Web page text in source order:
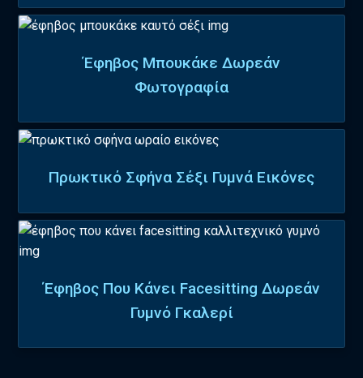
Έφηβος Μπουκάκε Δωρεάν
Φωτογραφία
Πρωκτικό Σφήνα Σέξι Γυμνά Εικόνες
Έφηβος Που Κάνει Facesitting Δωρεάν
Γυμνό Γκαλερί